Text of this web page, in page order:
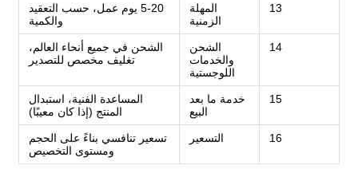
13
المهلة
الزمنية
5-20 يوم عمل، حسب التعقيد
والكمية
14
الشحن
والخدمات
اللوجستية
الشحن في جميع أنحاء العالم،
تغليف مخصص للتصدير
15
خدمة ما بعد
البيع
المساعدة الفنية، استبدال
المنتج (إذا كان معيبًا)
16 التسعير
تسعير تنافسي بناءً على الحجم
ومستوى التخصيص